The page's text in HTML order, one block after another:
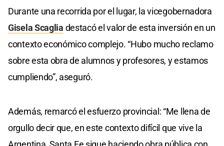
Durante una recorrida por el lugar, la vicegobernadora
Gisela Scaglia destacó el valor de esta inversión en un
contexto económico complejo. “Hubo mucho reclamo
sobre esta obra de alumnos y profesores, y estamos
cumpliendo”, aseguró.
Además, remarcó el esfuerzo provincial: “Me llena de
orgullo decir que, en este contexto difícil que vive la